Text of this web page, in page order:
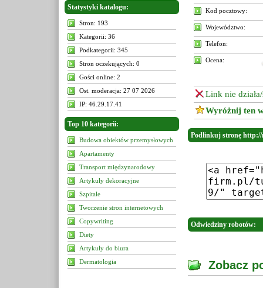
Statystyki katalogu:
Stron: 193
Kategorii: 36
Podkategorii: 345
Stron oczekujących: 0
Gości online: 2
Ost. moderacja: 27 07 2026
IP: 46.29.17.41
Top 10 kategorii:
Budowa obiektów przemysłowych
Apartamenty
Transport międzynarodowy
Artykuły dekoracyjne
Szpitale
Tworzenie stron internetowych
Copywriting
Diety
Artykuły do biura
Dermatologia
Kod pocztowy:
Województwo:
Telefon:
Ocena:
Link nie
Wyróżnij ten
Podlinkuj stronę http://
Odwiedziny robotów:
Zobacz